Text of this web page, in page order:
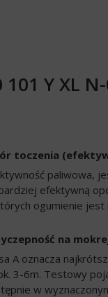
Y XL N-
toczenia
paliwowa,
efektywną
ogumienie jest
na
A oznacza
3-6m. Testowy
w